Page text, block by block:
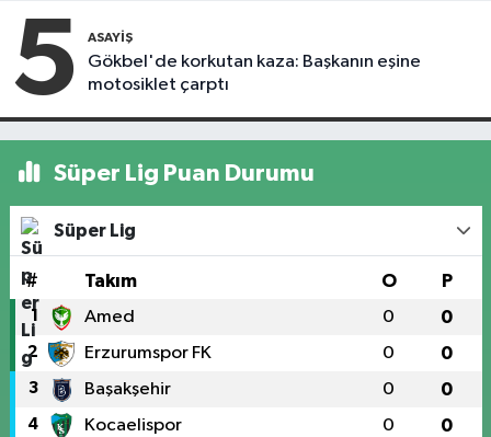
5 ASAYIŞ
Gökbel'de korkutan kaza: Başkanın eşine
motosiklet çarptı
Süper Lig Puan Durumu
Süper Lig
# Takım O P
1 Amed 0 0
2 Erzurumspor FK 0 0
3 Başakşehir 0 0
4 Kocaelispor 0 0